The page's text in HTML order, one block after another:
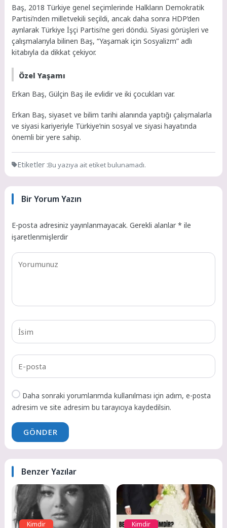
Baş, 2018 Türkiye genel seçimlerinde Halkların Demokratik
Partisi’nden milletvekili seçildi, ancak daha sonra HDP’den
ayrılarak Türkiye İşçi Partisi’ne geri döndü. Siyasi görüşleri ve
çalışmalarıyla bilinen Baş, “Yaşamak için Sosyalizm” adlı
kitabıyla da dikkat çekiyor.
Özel Yaşamı
Erkan Baş, Gülçin Baş ile evlidir ve iki çocukları var.
Erkan Baş, siyaset ve bilim tarihi alanında yaptığı çalışmalarla
ve siyasi kariyeriyle Türkiye’nin sosyal ve siyasi hayatında
önemli bir yere sahip.
Etiketler :Bu yazıya ait etiket bulunamadı.
Bir Yorum Yazın
E-posta adresiniz yayınlanmayacak. Gerekli alanlar* ile
işaretlenmişlerdir
Daha sonraki yorumlarımda kullanılması için adım, e-posta
adresim ve site adresim bu tarayıcıya kaydedilsin.
GÖNDER
Benzer Yazılar
Kimdir Kimdir